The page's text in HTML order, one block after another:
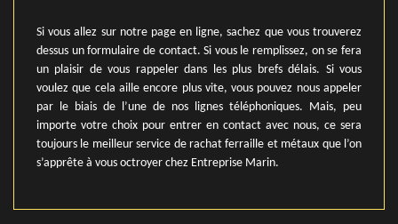
Si vous allez sur notre page en ligne, sachez que vous trouverez
dessus un formulaire de contact. Si vous le remplissez, on se fera
un plaisir de vous rappeler dans les plus brefs délais. Si vous
voulez que cela aille encore plus vite, vous pouvez nous appeler
par le biais de l’une de nos lignes téléphoniques. Mais, peu
importe votre choix pour entrer en contact avec nous, ce sera
toujours le meilleur service de rachat ferraille et métaux que l’on
s’apprête à vous octroyer chez Entreprise Marin.